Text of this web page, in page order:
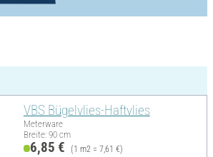
VBS Bügelvlies-Haftvlies
Meterware
Breite: 90 cm
6,85 € (1 m2 = 7,61 €)